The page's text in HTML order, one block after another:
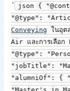
`
json {
"@type":
Conveying ในอุ
Air และการเลือ
"@type":
"jobTitle":
"alumniOf": {